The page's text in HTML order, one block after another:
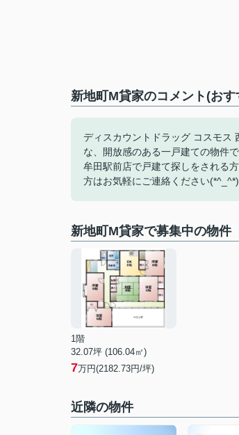
新地町M貸家のコメント(お
ディスカウントドラッグ コスモス
な、開放感のある一戸建ての物
牟田駅前店で戸建て探しをされる
方はお気軽にご連絡ください(*^_^*)
新地町M貸家で募集中の物件
1階
32.07坪 (106.04㎡)
7万円(2182.73円/坪)
近隣の物件